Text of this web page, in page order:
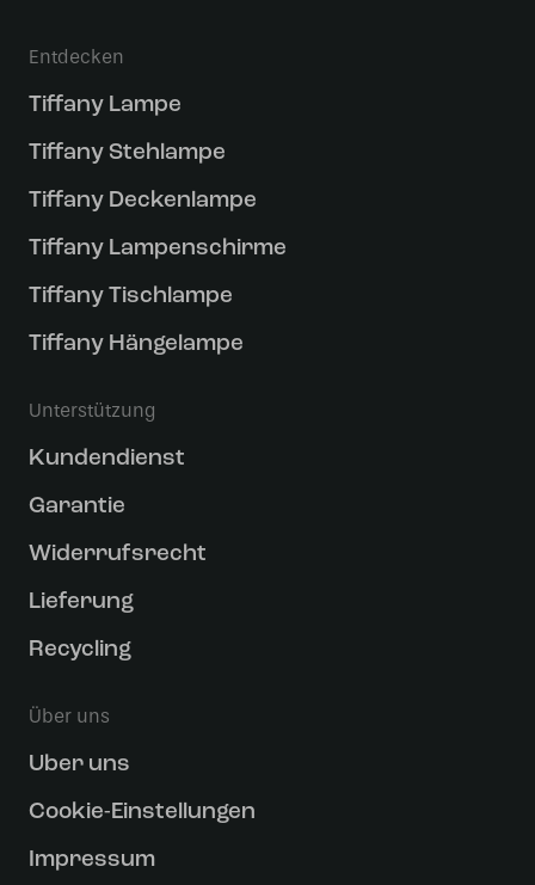
Entdecken
Tiffany Lampe
Tiffany Stehlampe
Tiffany Deckenlampe
Tiffany Lampenschirme
Tiffany Tischlampe
Tiffany Hängelampe
Unterstützung
Kundendienst
Garantie
Widerrufsrecht
Lieferung
Recycling
Über uns
Uber uns
Cookie-Einstellungen
Impressum